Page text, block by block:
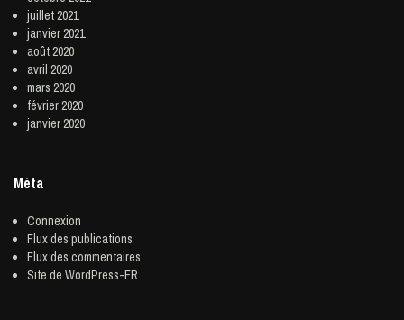
juillet 2021
janvier 2021
août 2020
avril 2020
mars 2020
février 2020
janvier 2020
Méta
Connexion
Flux des publications
Flux des commentaires
Site de WordPress-FR